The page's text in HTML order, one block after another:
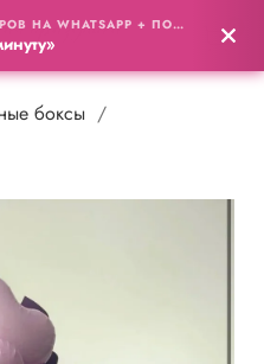
0
боксы
ПОЛУЧИТЕ ПОДБОРКУ ШАРОВ НА WHATSAPP + ПОДАРОК